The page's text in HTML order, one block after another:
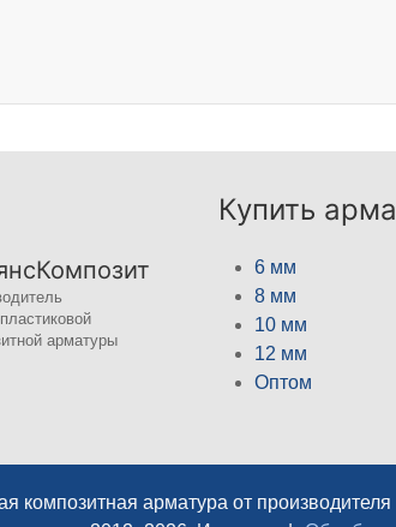
арматуры
Купить
6 мм
8 мм
10 мм
12 мм
Оптом
композитная арматура от производителя